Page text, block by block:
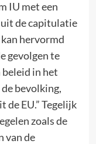
IU met een
de capitulatie
hervormd
gevolgen te
beleid in het
bevolking,
de EU.” Tegelijk
zoals de
van de